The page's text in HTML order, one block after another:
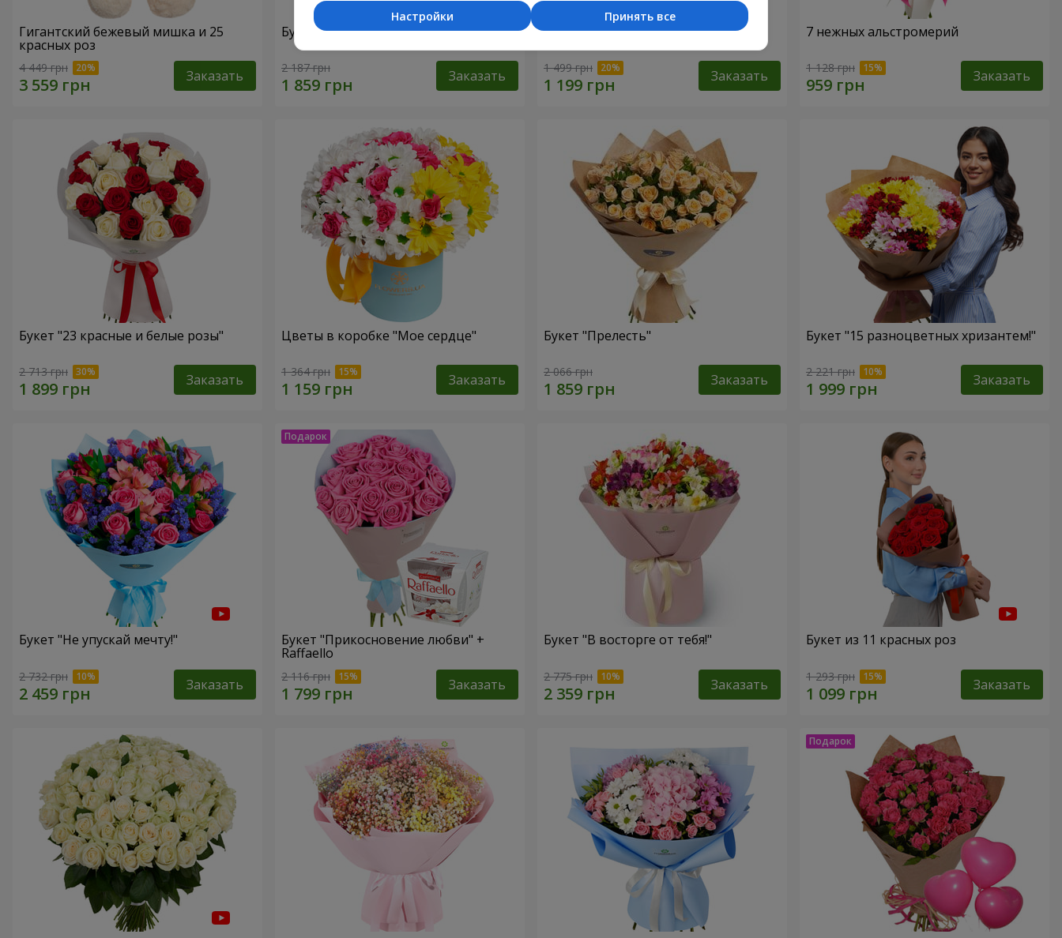
Гигантский бежевый мишка и 25
красных роз
4 449 грн Заказать
Букет из 21 кремовой розы
2 187 грн Заказать
Букет "Яркие солнышки!"
1 499 грн Заказать
7 нежных альстромерий
1 128 грн Заказать
Букет "23 красные и белые розы"
2 713 грн Заказать
Цветы в коробке "Мое сердце"
1 364 грн Заказать
Букет "Прелесть"
2 066 грн Заказать
Букет "15 разноцветных хризантем!"
2 221 грн Заказать
Букет "Не упускай мечту!"
2 732 грн Заказать
Букет "Прикосновение любви" +
Raffaello
2 116 грн Заказать
Букет "В восторге от тебя!"
2 775 грн Заказать
Букет из 11 красных роз
1 293 грн Заказать
Принять все
Настройки